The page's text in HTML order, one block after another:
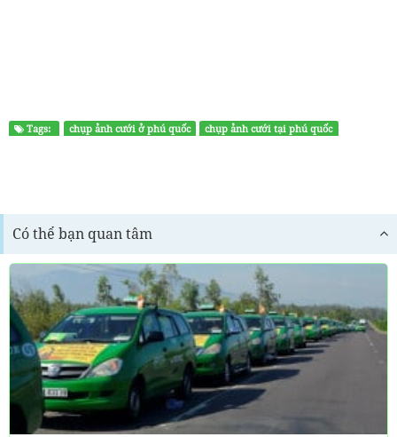
Tags: chụp ảnh cưới ở phú quốc chụp ảnh cưới tại phú quốc
Có thể bạn quan tâm